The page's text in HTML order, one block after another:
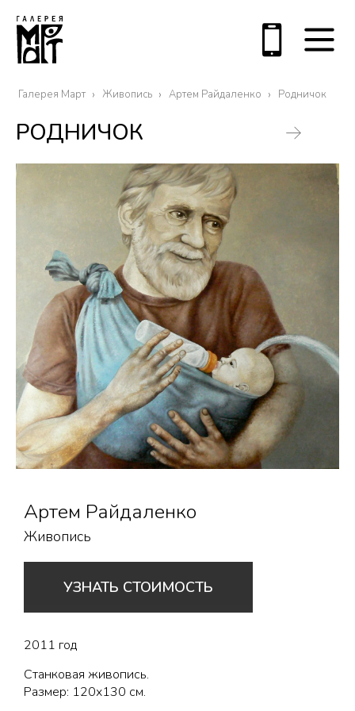
Галерея Март Живопись Артем Райдаленко Родничок
РОДНИЧОК
Артем Райдаленко
Живопись
УЗНАТЬ СТОИМОСТЬ
2011 год
Cтанковая живопись.
Размер: 120х130 см.